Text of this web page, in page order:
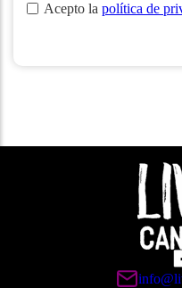
Acepto lapolítica de